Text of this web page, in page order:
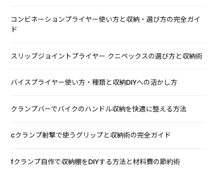
コンビネーションプライヤー使い方と収納・選び方の完全ガイ
ド
スリップジョイントプライヤー クニペックスの選び方と収納術
バイスプライヤー使い方・種類と収納DIYへの活かし方
クランプバーでバイクのハンドル収納を快適に整える方法
cクランプ射撃で使うグリップと収納術の完全ガイド
fクランプ自作で収納棚をDIYする方法と材料費の節約術